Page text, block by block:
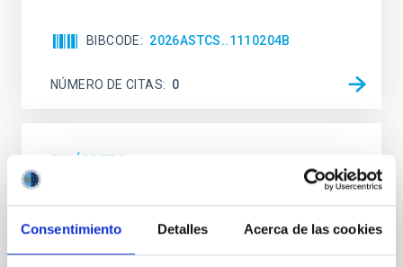
Consentimiento Detalles Acerca de las cookies
BIBCODE 2026ASTCS..1110204B
NÚMERO DE CITAS 0
SIN ÁRBITRO
Rotational Light Curve and Photometric
of the Lucy Mutual Event Campaign